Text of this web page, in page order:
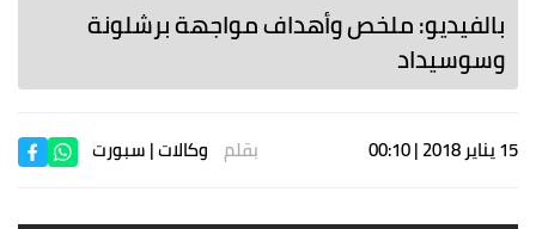
بالفيديو: ملخص وأهداف مواجهة برشلونة
وسوسيداد
15 يناير 2018 | 00:10 بقلم وكالات| سبورت